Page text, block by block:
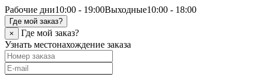
Рабочие дни10:00 - 19:00Выходные10:00 - 18:00
Где мой заказ?
×
Где мой заказ?
Узнать местонахождение заказа